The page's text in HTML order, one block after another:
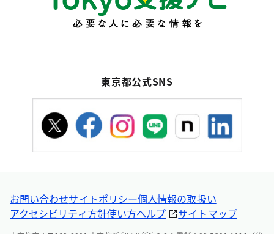
東京都公式SNS
お問い合わせサイトポリシー個人情報の取扱い
アクセシビリティ方針使い方ヘルプ サイトマップ